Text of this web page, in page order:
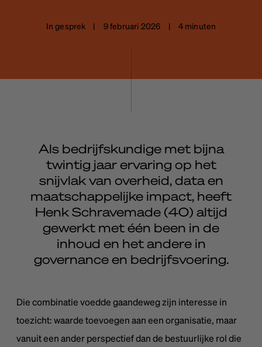
In gesprek | 9 februari 2026 | 4 minuten
Als bedrijfskundige met bijna
twintig jaar ervaring op het
snijvlak van overheid, data en
maatschappelijke impact, heeft
Henk Schravemade (40) altijd
gewerkt met één been in de
inhoud en het andere in
governance en bedrijfsvoering.
Die combinatie voedde gaandeweg zijn interesse in
toezicht: waarde toevoegen aan een organisatie, maar
vanuit een ander perspectief dan de bestuurlijke rol die